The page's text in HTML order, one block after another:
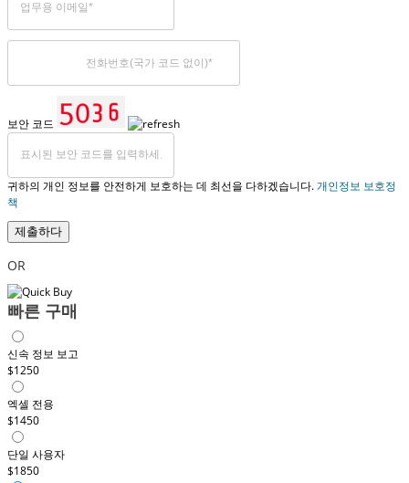
보안 코드
귀하의 개인 정보를 안전하게 보호하는 데 최선을 다하겠습니다.개인정보 보호정
책
제출하다
OR
빠른 구매
신속 정보 보고
$1250
엑셀 전용
$1450
단일 사용자
$1850